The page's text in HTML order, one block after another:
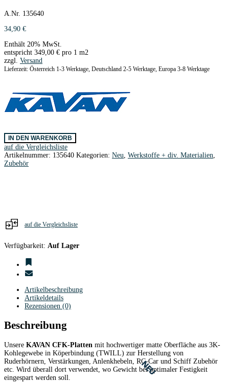
A.Nr. 135640
34,90 €
Enthält 20% MwSt.
entspricht 349,00 € pro 1 m2
zzgl. Versand
Lieferzeit: Österreich 1-3 Werktage, Deutschland 2-5 Werktage, Europa 3-8 Werktage
CFK-
Platte
400
x
250
IN DEN WARENKORB
auf die Vergleichsliste
Artikelnummer: 135640 Kategorien: Neu Werkstoffe + div. Materialien
Zubehör
auf die Vergleichsliste
Verfügbarkeit: Auf Lager
Artikelbeschreibung
Artikeldetails
Rezensionen (0)
Beschreibung
Unsere KAVAN CFK-Platten mit hochwertiger matte Oberfläche aus 3K-
Kohlegewebe in Köperbindung (TWILL) zur Herstellung von
Ruderhörnern, Verstärkungen, Anlenkhebeln, RC-Car und Schiff Zubehör
etc. Wird überall dort verwendet, wo Gewicht bei optimaler Festigkeit
eingespart werden soll.
NEU
NEU
NEU